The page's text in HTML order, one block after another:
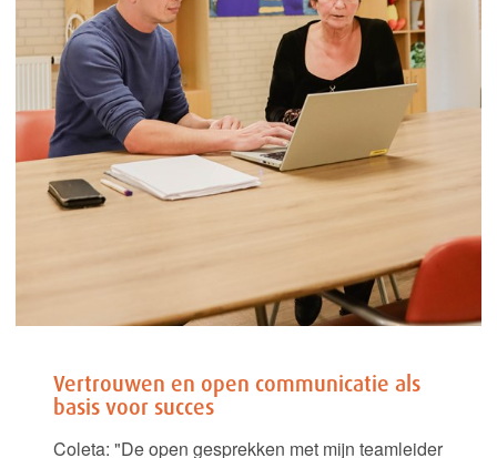
Vertrouwen en open communicatie als
basis voor succes
Coleta: "De open gesprekken met mijn teamleider